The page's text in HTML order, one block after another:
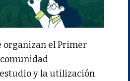
organizan el Primer
comunidad
y la utilización